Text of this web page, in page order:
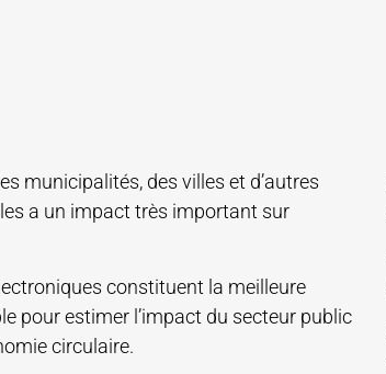
municipalités, des villes et d’autres
a un impact très important sur
constituent la meilleure
pour estimer l’impact du secteur public
circulaire.